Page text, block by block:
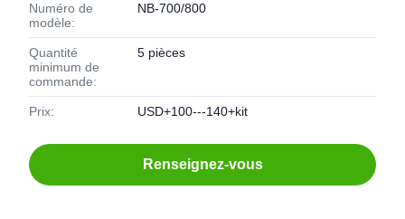
Numéro de
modèle:
NB-700/800
Quantité
minimum de
commande:
5 pièces
Prix: USD+100---140+kit
Renseignez-vous